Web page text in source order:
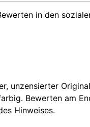
in den
unzensierter
Bewerten am
Hinweises.